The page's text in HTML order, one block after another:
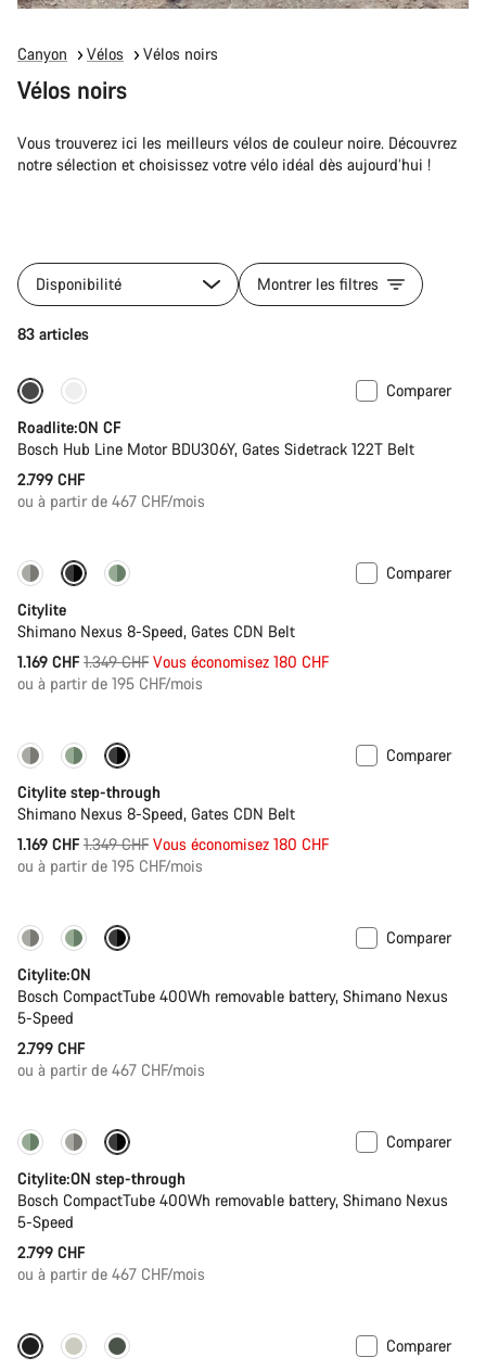
Canyon Vélos Vélos noirs
Vélos noirs
Vous trouverez ici les meilleurs vélos de couleur noire. Découvrez
notre sélection et choisissez votre vélo idéal dès aujourd’hui !
Disponibilité Montrer les filtres
83 articles
La légèreté du carbone
Comparer
Roadlite:ON CF
Bosch Hub Line Motor BDU306Y, Gates Sidetrack 122T Belt
2.799 CHF
ou à partir de 467 CHF/mois
-13% Nouveau
Comparer
Citylite
Shimano Nexus 8-Speed, Gates CDN Belt
1.169 CHF Prix
1.349 CHF Vous économisez 180 CHF
ou à partir de 195 CHF/mois
-13% Nouveau
Comparer
Citylite step-through
Shimano Nexus 8-Speed, Gates CDN Belt
1.169 CHF Prix
1.349 CHF Vous économisez 180 CHF
ou à partir de 195 CHF/mois
Performance Line
Comparer
Citylite:ON
Bosch CompactTube 400Wh removable battery, Shimano Nexus
5-Speed
2.799 CHF
ou à partir de 467 CHF/mois
Performance Line
Comparer
Citylite:ON step-through
Bosch CompactTube 400Wh removable battery, Shimano Nexus
5-Speed
2.799 CHF
ou à partir de 467 CHF/mois
Comparer